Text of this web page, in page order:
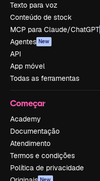
Texto para voz
Conteúdo de stock
MCP para Claude/ChatGPT
Agentes New
API
App móvel
Todas as ferramentas
Começar
Academy
Documentação
Atendimento
Termos e condições
Política de privacidade